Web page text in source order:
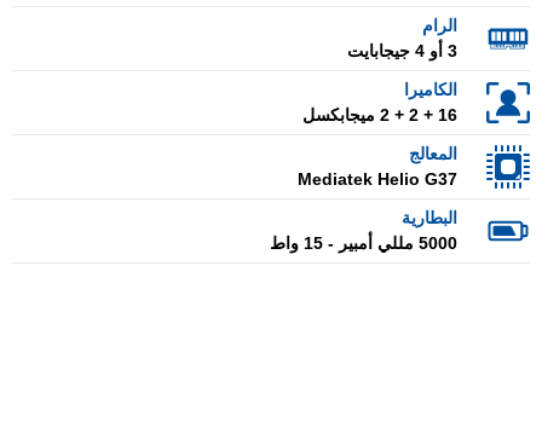
الرام
3 أو 4 جيجابايت
الكاميرا
16 + 2 + 2 ميجابكسل
المعالج
Mediatek Helio G37
البطارية
5000 مللي أمبير - 15 واط